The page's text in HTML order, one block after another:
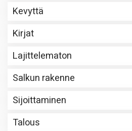
Kevyttä
Kirjat
Lajittelematon
Salkun rakenne
Sijoittaminen
Talous